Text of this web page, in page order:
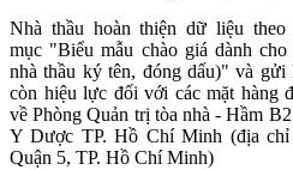
Nhà thầu hoàn thiện dữ liệu
mục "Biểu mẫu chào giá dành
nhà thầu ký tên, đóng dấu)" và gửi
còn hiệu lực đối với các mặt hàng
về Phòng Quản trị tòa nhà - Hầm
Y Dược TP. Hồ Chí Minh (địa chỉ
Quận 5, TP. Hồ Chí Minh)